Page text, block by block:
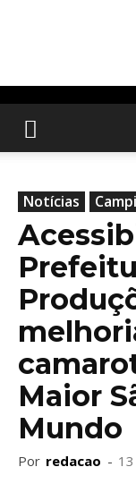
Notícias
Maior
Mundo
Por redacao -